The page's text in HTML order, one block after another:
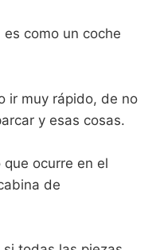
como un coche
ir muy rápido, de no
y esas cosas.
ocurre en el
de